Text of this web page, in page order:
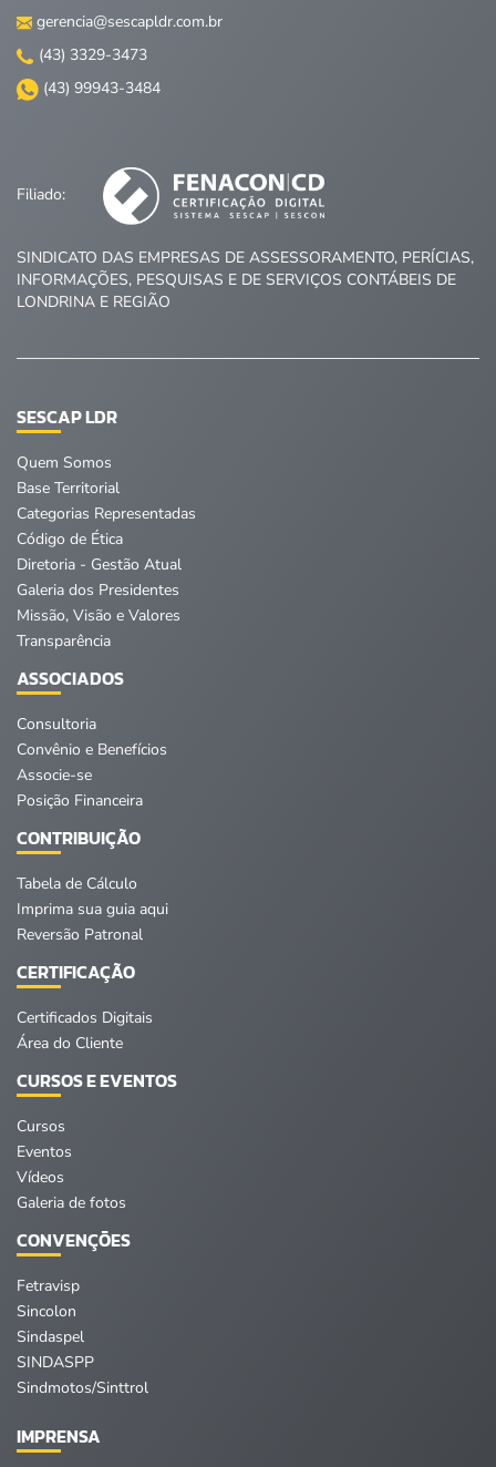
gerencia@sescapldr.com.br
(43) 3329-3473
(43) 99943-3484
Filiado:
SINDICATO DAS EMPRESAS DE ASSESSORAMENTO, PERÍCIAS,
INFORMAÇÕES, PESQUISAS E DE SERVIÇOS CONTÁBEIS DE
LONDRINA E REGIÃO
SESCAP LDR
Quem Somos
Base Territorial
Categorias Representadas
Código de Ética
Diretoria - Gestão Atual
Galeria dos Presidentes
Missão, Visão e Valores
Transparência
ASSOCIADOS
Consultoria
Convênio e Benefícios
Associe-se
Posição Financeira
CONTRIBUIÇÃO
Tabela de Cálculo
Imprima sua guia aqui
Reversão Patronal
CERTIFICAÇÃO
Certificados Digitais
Área do Cliente
CURSOS E EVENTOS
Cursos
Eventos
Vídeos
Galeria de fotos
CONVENÇÕES
Fetravisp
Sincolon
Sindaspel
SINDASPP
Sindmotos/Sinttrol
IMPRENSA